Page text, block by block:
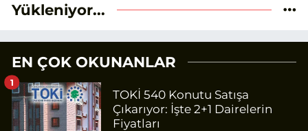
Yükleniyor...
EN ÇOK OKUNANLAR
TOKİ 540 Konutu Satışa
Çıkarıyor: İşte 2+1 Dairelerin
Fiyatları
1